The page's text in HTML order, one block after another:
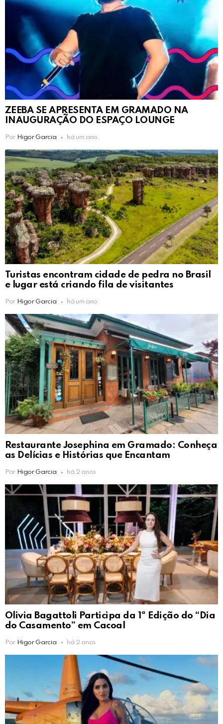
ZEEBA SE APRESENTA EM GRAMADO NA
INAUGURAÇÃO DO ESPAÇO LOUNGE
Por Higor Garcia há um ano
Turistas encontram cidade de pedra no Brasil
e lugar está criando fila de visitantes
Por Higor Garcia há um ano
Restaurante Josephina em Gramado: Conheça
as Delícias e Histórias que Encantam
Por Higor Garcia há 2 anos
Olivia Bagattoli Participa da 1ª Edição do “Dia
do Casamento” em Cacoal
Por Higor Garcia há 2 anos